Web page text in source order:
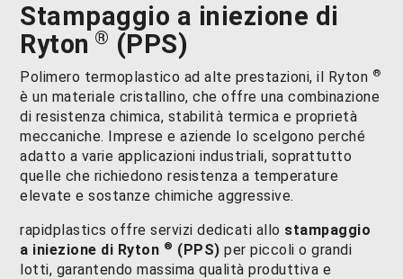
Stampaggio a iniezione di
Ryton ® (PPS)
Polimero termoplastico ad alte prestazioni, il Ryton ®
è un materiale cristallino, che offre una combinazione
di resistenza chimica, stabilità termica e proprietà
meccaniche. Imprese e aziende lo scelgono perché
adatto a varie applicazioni industriali, soprattutto
quelle che richiedono resistenza a temperature
elevate e sostanze chimiche aggressive.
rapidplastics offre servizi dedicati allo stampaggio
a iniezione di Ryton ® (PPS) per piccoli o grandi
lotti, garantendo massima qualità produttiva e